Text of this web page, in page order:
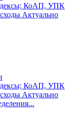
КоАП, УПК
Актуально
КоАП, УПК
Актуально